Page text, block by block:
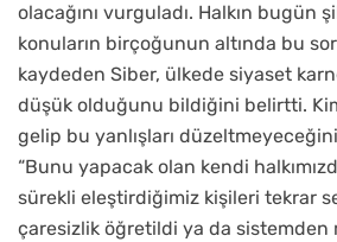
olacağını vurguladı. Halkın bugün
konuların birçoğunun altında bu
kaydeden Siber, ülkede siyaset
düşük olduğunu bildiğini belirtti.
gelip bu yanlışları
“Bunu yapacak olan kendi
sürekli eleştirdiğimiz kişileri tekrar
çaresizlik öğretildi ya da sistemden